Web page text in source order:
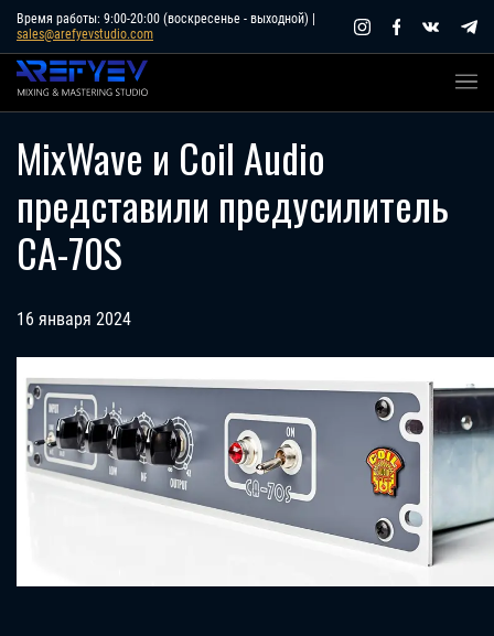
Skip
content
Время работы: 9:00-20:00 (воскресенье - выходной) |
sales@arefyevstudio.com
MixWave и Coil Audio
представили предусилитель
CA-70S
16 января 2024